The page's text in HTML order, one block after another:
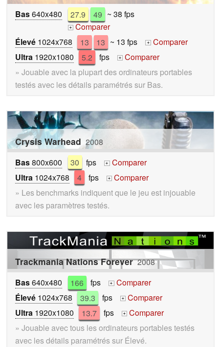
Bas640x480 27.9 49 ~ 38 fps
+ Comparer
Élevé 1024x768 13 13 ~ 13 fps + Comparer
Ultra 1920x1080 5.2 fps +
Comparer
» Jouable avec la plupart des ordinateurs portables
testés avec les détails paramétrés sur Bas.
Crysis Warhead 2008
Bas800x600 30 fps + Comparer
Ultra 1024x768 4 fps +
Comparer
» Les benchmarks indiquent que le jeu est injouable
avec les paramètres testés.
Trackmania Nations Forever 2008
Bas640x480 166 fps + Comparer
Élevé 1024x768 39.3 fps +
Comparer
Ultra 1920x1080 13.7 fps +
Comparer
» Jouable avec tous les ordinateurs portables testés
avec les détails paramétrés sur Élevé.